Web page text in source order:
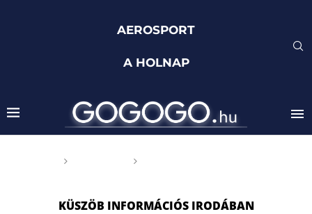
AEROSPORT
A HOLNAP
KÜSZÖB INFORMÁCIÓS IRODÁBAN